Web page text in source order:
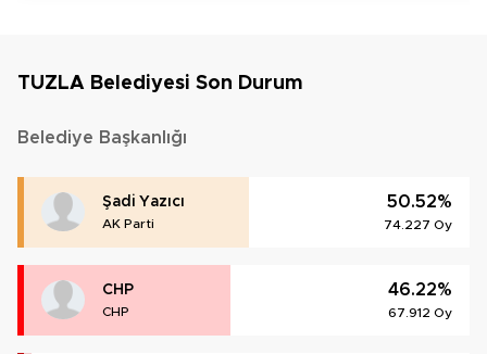
TUZLA Belediyesi Son Durum
Belediye Başkanlığı
Şadi Yazıcı
AK Parti
50.52%
74.227 Oy
CHP
CHP
46.22%
67.912 Oy